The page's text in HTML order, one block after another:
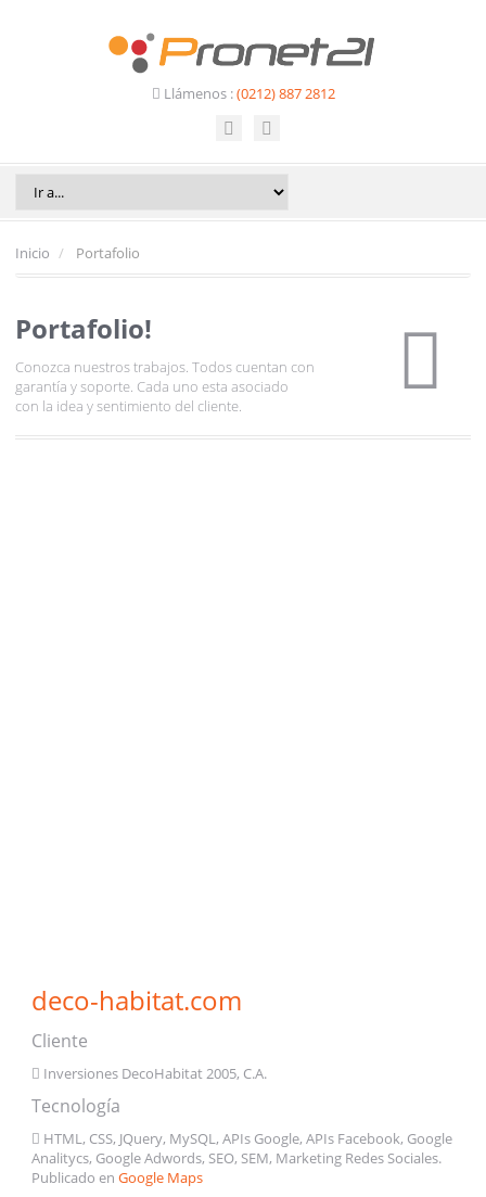
Llámenos :(0212) 887 2812
Inicio Portafolio
Portafolio!
Conozca nuestros trabajos. Todos cuentan con
garantía y soporte. Cada uno esta asociado
con la idea y sentimiento del cliente.
deco-habitat.com
Cliente
Inversiones DecoHabitat 2005, C.A.
Tecnología
HTML, CSS, JQuery, MySQL, APIs Google, APIs Facebook, Google
Analitycs, Google Adwords, SEO, SEM, Marketing Redes Sociales.
Publicado en Google Maps